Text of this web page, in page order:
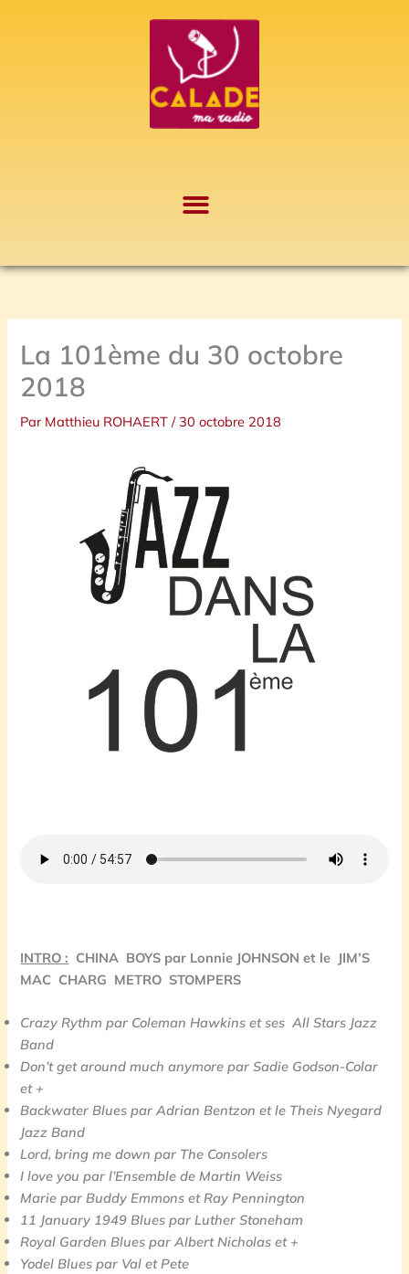
La 101ème du 30 octobre
2018
Par Matthieu ROHAERT/ 30 octobre 2018
INTRO : CHINA BOYS par Lonnie JOHNSON et le JIM’S
MAC CHARG METRO STOMPERS
Crazy Rythm par Coleman Hawkins et ses All Stars Jazz
Band
Don’t get around much anymore parSadie Godson-Colar
et +
Backwater Blues par Adrian Bentzon et le Theis Nyegard
Jazz Band
Lord, bring me down par The Consolers
I love you par l’Ensemble de Martin Weiss
Marie par Buddy Emmons et Ray Pennington
11 January 1949 Blues par Luther Stoneham
Royal Garden Blues par Albert Nicholas et +
Yodel Blues par Val et Pete